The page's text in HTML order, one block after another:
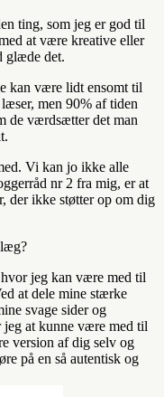
ting, som jeg er god til
at være kreative eller
glæde det.
kan være lidt ensomt til
men 90% af tiden
de værdsætter det man
Vi kan jo ikke alle
nr 2 fra mig, er at
der ikke støtter op om dig
hvor jeg kan være med til
at dele mine stærke
svage sider og
jeg at kunne være med til
version af dig selv og
på en så autentisk og